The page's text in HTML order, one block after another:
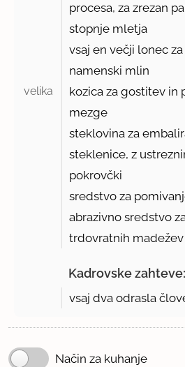
procesa, za zrezan
stopnje mletja
vsaj en večji lonec
namenski mlin
velika
kozica za gostitev in
mezge
steklovina za
steklenice, z
pokrovčki
sredstvo za
abrazivno sredstvo
trdovratnih madežev
Kadrovske zahteve:
vsaj dva odrasla
Način za kuhanje